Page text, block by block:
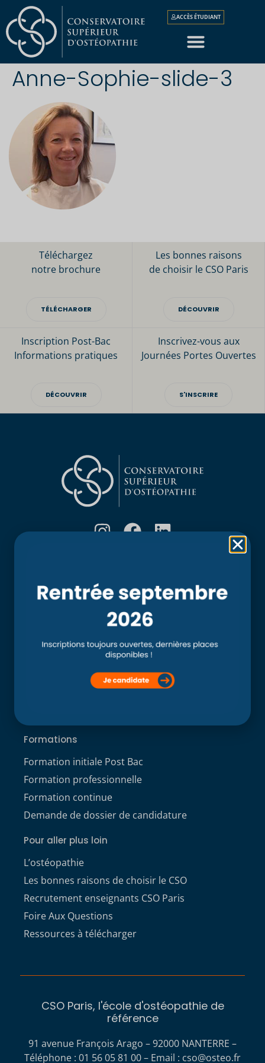
ACCÈS ÉTUDIANT
Anne-Sophie-slide-3
Téléchargez
notre brochure
TÉLÉCHARGER
Les bonnes raisons
de choisir le CSO Paris
DÉCOUVRIR
Inscription Post-Bac
Informations pratiques
DÉCOUVRIR
Inscrivez-vous aux
Journées Portes Ouvertes
S'INSCRIRE
Accueil
L’école
Clinique ostéopathique interne du CSO Paris
Service aux étudiants
Formations
Formation initiale Post Bac
Formation professionnelle
Formation continue
Demande de dossier de candidature
Pour aller plus loin
L’ostéopathie
Les bonnes raisons de choisir le CSO
Recrutement enseignants CSO Paris
Foire Aux Questions
Ressources à télécharger
CSO Paris, l'école d'ostéopathie de
référence
91 avenue François Arago – 92000 NANTERRE –
Téléphone : 01 56 05 81 00 – Email : cso@osteo.fr